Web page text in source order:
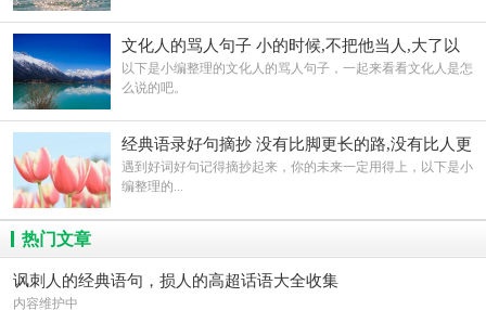
文化人的骂人句子 小的时候,不把他当人,大了以
后也做不了人
以下是小编整理的文化人的骂人句子，一起来看看文化人是怎
么说的吧。
经典语录好句摘抄 没有比脚更长的路,没有比人更
高的山
遇到好词好句记得摘抄起来，你的未来一定用得上，以下是小
编整理的...
热门文章
讽刺人的经典语句，损人的高超话语大全收集
内容维护中